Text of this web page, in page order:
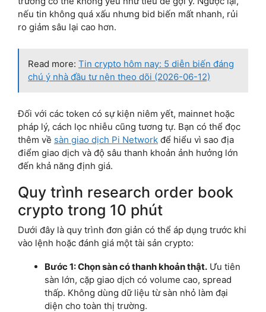
nếu tin không quá xấu nhưng bid biến mất nhanh, rủi
ro giảm sâu lại cao hơn.
Read more: Tin crypto hôm nay: 5 diễn biến đáng
chú ý nhà đầu tư nên theo dõi (2026-06-12)
Đối với các token có sự kiện niêm yết, mainnet hoặc
pháp lý, cách lọc nhiễu cũng tương tự. Bạn có thể đọc
thêm về sàn giao dịch Pi Network để hiểu vì sao địa
điểm giao dịch và độ sâu thanh khoản ảnh hưởng lớn
đến khả năng định giá.
Quy trình research order book
crypto trong 10 phút
Dưới đây là quy trình đơn giản có thể áp dụng trước khi
vào lệnh hoặc đánh giá một tài sản crypto:
Bước 1: Chọn sàn có thanh khoản thật. Ưu tiên
sàn lớn, cặp giao dịch có volume cao, spread
thấp. Không dùng dữ liệu từ sàn nhỏ làm đại
diện cho toàn thị trường.